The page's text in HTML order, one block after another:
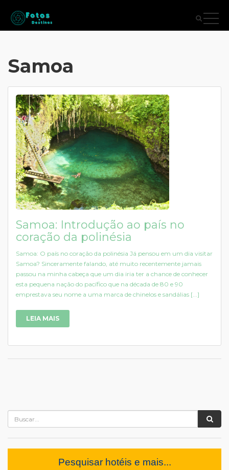
Samoa
Samoa: Introdução ao país no
coração da polinésia
Samoa: O país no coração da polinésia Já pensou em um dia visitar
Samoa? Sinceramente falando, até muito recentemente jamais
passou na minha cabeça que um dia iria ter a chance de conhecer
esta pequena nação do pacífico que na década de 80 e 90
emprestava seu nome a uma marca de chinelos e sandálias [...]
LEIA MAIS
Pesquisar hotéis e mais...